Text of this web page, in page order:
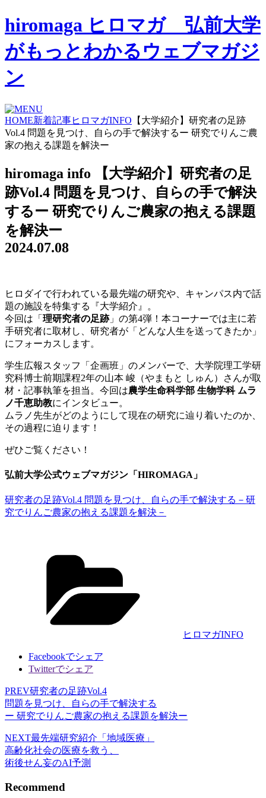
hiromaga ヒロマガ 弘前大学
がもっとわかるウェブマガジ
ン
HOME新着記事ヒロマガINFO 【大学紹介】研究者の足跡
Vol.4 問題を見つけ、自らの手で解決するー 研究でりんご農
家の抱える課題を解決ー
hiromaga info
【大学紹介】研究者の足
跡Vol.4 問題を見つけ、自らの手で解決
するー 研究でりんご農家の抱える課題
を解決ー
2024.07.08
ヒロダイで行われている最先端の研究や、キャンパス内で話
題の施設を特集する『大学紹介』。
今回は「 理研究者の足跡」の第4弾！本コーナーでは主に若
手研究者に取材し、研究者が「どんな人生を送ってきたか」
にフォーカスします。
学生広報スタッフ「企画班」のメンバーで、大学院理工学研
究科博士前期課程2年の山本 峻（やまもと しゅん）さんが取
材・記事執筆を担当。今回は農学生命科学部 生物学科 ムラ
ノ千恵助教にインタビュー。
ムラノ先生がどのようにして現在の研究に辿り着いたのか、
その過程に迫ります！
ぜひご覧ください！
弘前大学公式ウェブマガジン「HIROMAGA」
研究者の足跡Vol.4 問題を見つけ、自らの手で解決する－研
究でりんご農家の抱える課題を解決－
ヒロマガINFO
Facebookでシェア
Twitterでシェア
PREV研究者の足跡Vol.4
問題を見つけ、自らの手で解決する
ー 研究でりんご農家の抱える課題を解決ー
NEXT最先端研究紹介「地域医療」
高齢化社会の医療を救う、
術後せん妄のAI予測
Recommend